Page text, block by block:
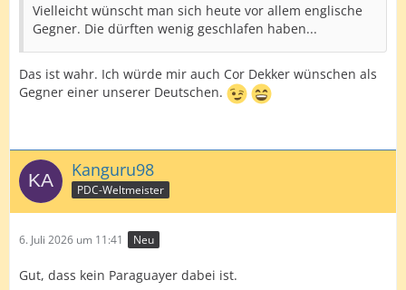
Vielleicht wünscht man sich heute vor allem englische
Gegner. Die dürften wenig geschlafen haben...
Das ist wahr. Ich würde mir auch Cor Dekker wünschen als
Gegner einer unserer Deutschen.
Kanguru98
PDC-Weltmeister
6. Juli 2026 um 11:41 Neu
Gut, dass kein Paraguayer dabei ist.